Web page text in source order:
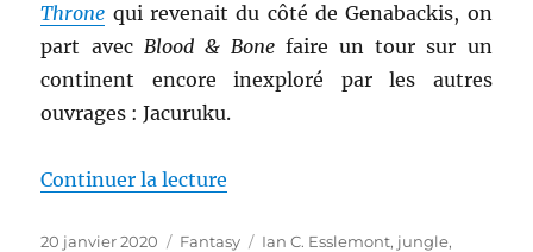
Throne qui revenait du côté de Genabackis, on
part avec Blood & Bonefaire un tour sur un
continent encore inexploré par les autres
ouvrages : Jacuruku.
Continuer la lecture
Publié
20 janvier 2020 Catégories
Fantasy Étiquettes
Ian C. Esslemont, jungle,